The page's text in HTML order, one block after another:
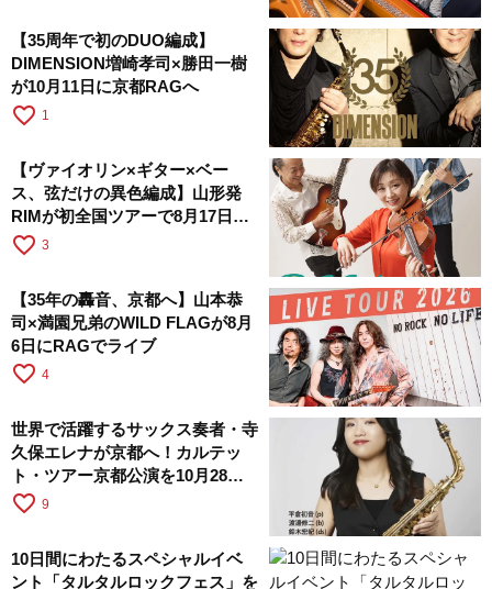
【35周年で初のDUO編成】
DIMENSION増崎孝司×勝田一樹
が10月11日に京都RAGへ
favorite_border 1
【ヴァイオリン×ギター×ベー
ス、弦だけの異色編成】山形発
RIMが初全国ツアーで8月17日に
RAGへ
favorite_border 3
【35年の轟音、京都へ】山本恭
司×満園兄弟のWILD FLAGが8月
6日にRAGでライブ
favorite_border 4
世界で活躍するサックス奏者・寺
久保エレナが京都へ！カルテッ
ト・ツアー京都公演を10月28日
に開催
favorite_border 9
10日間にわたるスペシャルイベ
ント「タルタルロックフェス」を